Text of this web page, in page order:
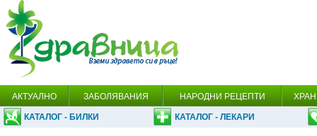
АКТУАЛНО ЗАБОЛЯВАНИЯ НАРОДНИ РЕЦЕПТИ
КАТАЛОГ - БИЛКИ КАТАЛОГ - ЛЕКАРИ